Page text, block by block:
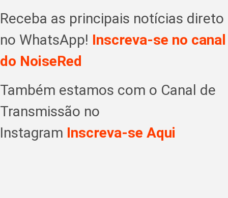
Receba as principais notícias direto
no WhatsApp! Inscreva-se no canal
do NoiseRed
Também estamos com o Canal de
Transmissão no
Instagram Inscreva-se Aqui